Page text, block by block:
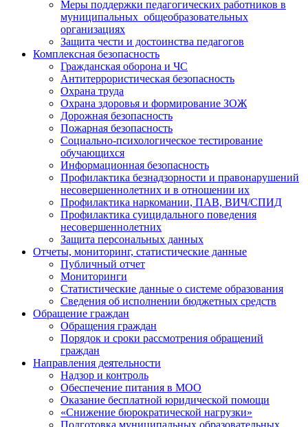
Меры поддержки педагогических работников в
муниципальных общеобразовательных
организациях
Защита чести и достоинства педагогов
Комплексная безопасность
Гражданская оборона и ЧС
Антитеррористическая безопасность
Охрана труда
Охрана здоровья и формирование ЗОЖ
Дорожная безопасность
Пожарная безопасность
Социально-психологическое тестирование
обучающихся
Информационная безопасность
Профилактика безнадзорности и правонарушений
несовершеннолетних и в отношении их
Профилактика наркомании, ПАВ, ВИЧ/СПИД
Профилактика суицидального поведения
несовершеннолетних
Защита персональных данных
Отчеты, мониторинг, статистические данные
Публичный отчет
Мониторинги
Статистические данные о системе образования
Сведения об исполнении бюджетных средств
Обращение граждан
Обращения граждан
Порядок и сроки рассмотрения обращений
граждан
Направления деятельности
Надзор и контроль
Обеспечение питания в МОО
Оказание бесплатной юридической помощи
«Снижение бюрократической нагрузки»